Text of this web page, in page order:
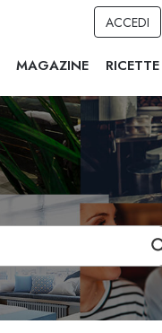
ACCEDI
MAGAZINE RICETTE